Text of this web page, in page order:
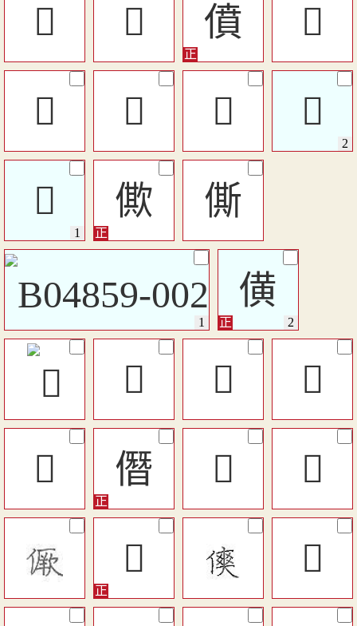
󷈴 󷈪 僨 𠍷
󷈨 𠎹 󰌧 𠎞
𠎞 僛 㒋
僙
󰥇 󷊀 󰎟
𠎱 僭 󷉬 󷈋
𠎮 󰓌